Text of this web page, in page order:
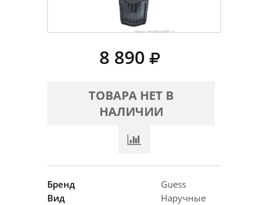
8 890
ТОВАРА НЕТ В
НАЛИЧИИ
Бренд
Guess
Вид
Наручные